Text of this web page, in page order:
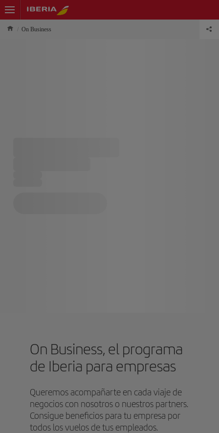
On Business
On Business, el programa
de Iberia para empresas
Queremos acompañarte en cada viaje de
negocios con nosotros o nuestros partners.
Consigue beneficios para tu empresa por
todos los vuelos de tus empleados.